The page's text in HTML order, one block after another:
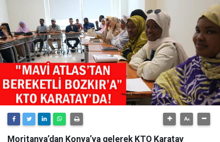
Moritanya’dan Konya’ya gelerek KTO Karatay